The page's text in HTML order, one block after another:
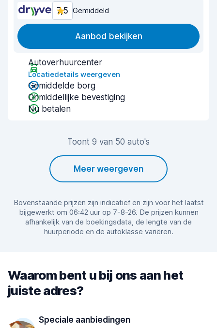
7,5 Gemiddeld
Aanbod bekijken
Autoverhuurcenter
Locatiedetails weergeven
Gemiddelde borg
Onmiddellijke bevestiging
Nu betalen
Toont 9 van 50 auto's
Meer weergeven
Bovenstaande prijzen zijn indicatief en zijn voor het laatst
bijgewerkt om 06:42 uur op 7-8-26. De prijzen kunnen
afhankelijk van de boekingsdata, de lengte van de
huurperiode en de autoklasse variëren.
Waarom bent u bij ons aan het
juiste adres?
Speciale aanbiedingen